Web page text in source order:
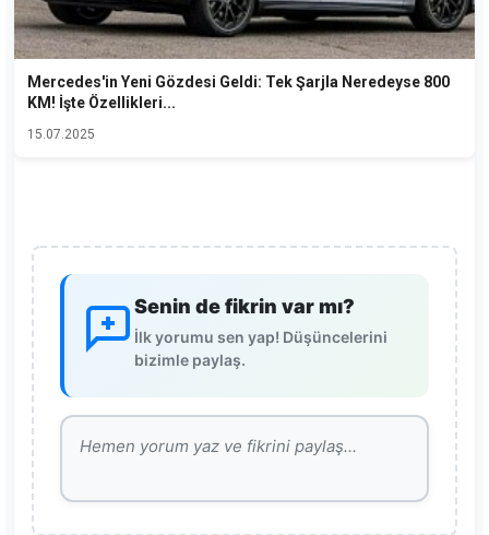
Mercedes'in Yeni Gözdesi Geldi: Tek Şarjla Neredeyse 800
KM! İşte Özellikleri...
15.07.2025
Senin de fikrin var mı?
İlk yorumu sen yap! Düşüncelerini
bizimle paylaş.